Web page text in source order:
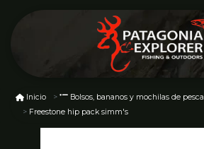
Inicio
Bolsos, bananos y mochilas de pesca
Freestone hip pack simm's